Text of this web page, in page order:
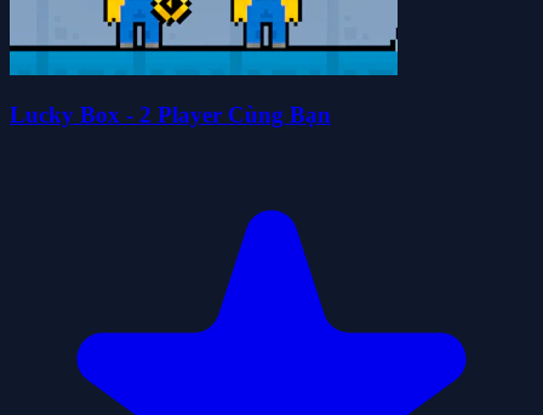
Lucky Box - 2 Player Cùng Bạn